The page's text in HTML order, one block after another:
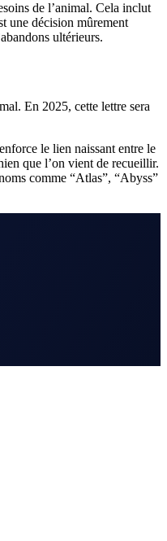
de l’animal. Cela inclut
une décision mûrement
ultérieurs.
En 2025, cette lettre sera
le lien naissant entre le
que l’on vient de recueillir.
comme “Atlas”, “Abyss”